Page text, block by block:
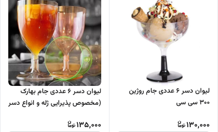
لیوان دسر 6 عددی جام روژین
300 سی سی
130,000
لیوان دسر 6 عددی جام بهارک
(مخصوص پذیرایی ژله و انواع دسر
135,000